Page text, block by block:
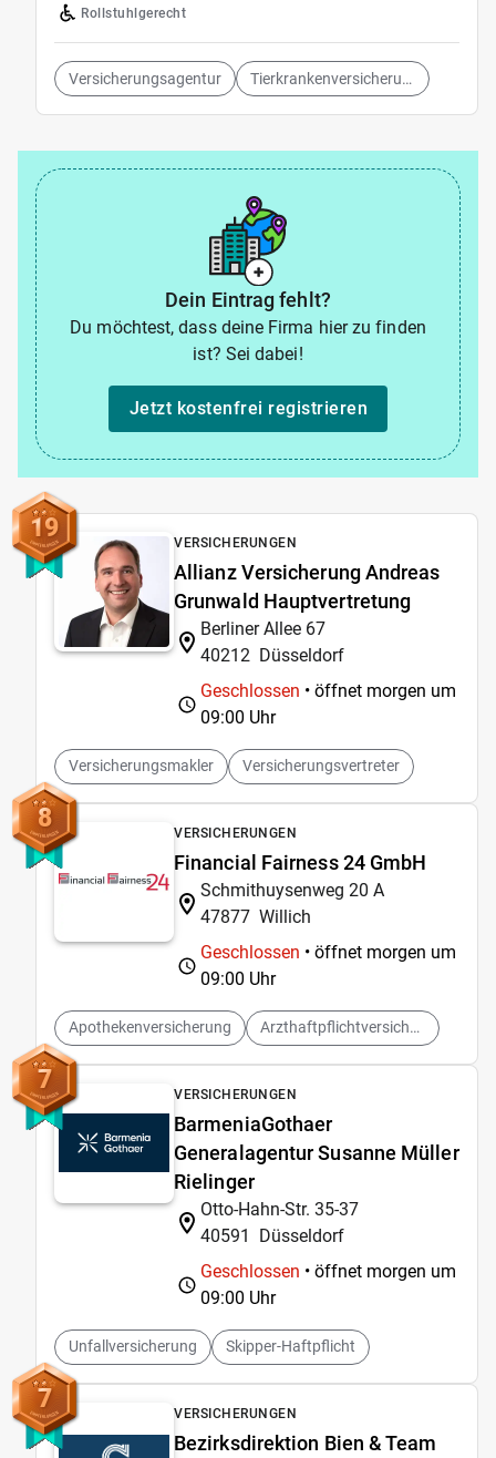
Rollstuhlgerecht
Versicherungsagentur Tierkrankenversicherung
Dein Eintrag fehlt?
Du möchtest, dass deine Firma hier zu finden
ist? Sei dabei!
Jetzt kostenfrei registrieren
19 VERSICHERUNGEN
Allianz Versicherung Andreas
Grunwald Hauptvertretung
Berliner Allee 67
40212 Düsseldorf
Geschlossen • öffnet morgen um
09:00 Uhr
Versicherungsmakler Versicherungsvertreter
8 VERSICHERUNGEN
Financial Fairness 24 GmbH
Schmithuysenweg 20 A
47877 Willich
Geschlossen • öffnet morgen um
09:00 Uhr
Apothekenversicherung Arzthaftpflichtversicherungen
7 VERSICHERUNGEN
BarmeniaGothaer
Generalagentur Susanne Müller
Rielinger
Otto-Hahn-Str. 35-37
40591
Düsseldorf
Geschlossen • öffnet morgen um
09:00 Uhr
Unfallversicherung Skipper-Haftpflicht
7 VERSICHERUNGEN
Bezirksdirektion Bien & Team